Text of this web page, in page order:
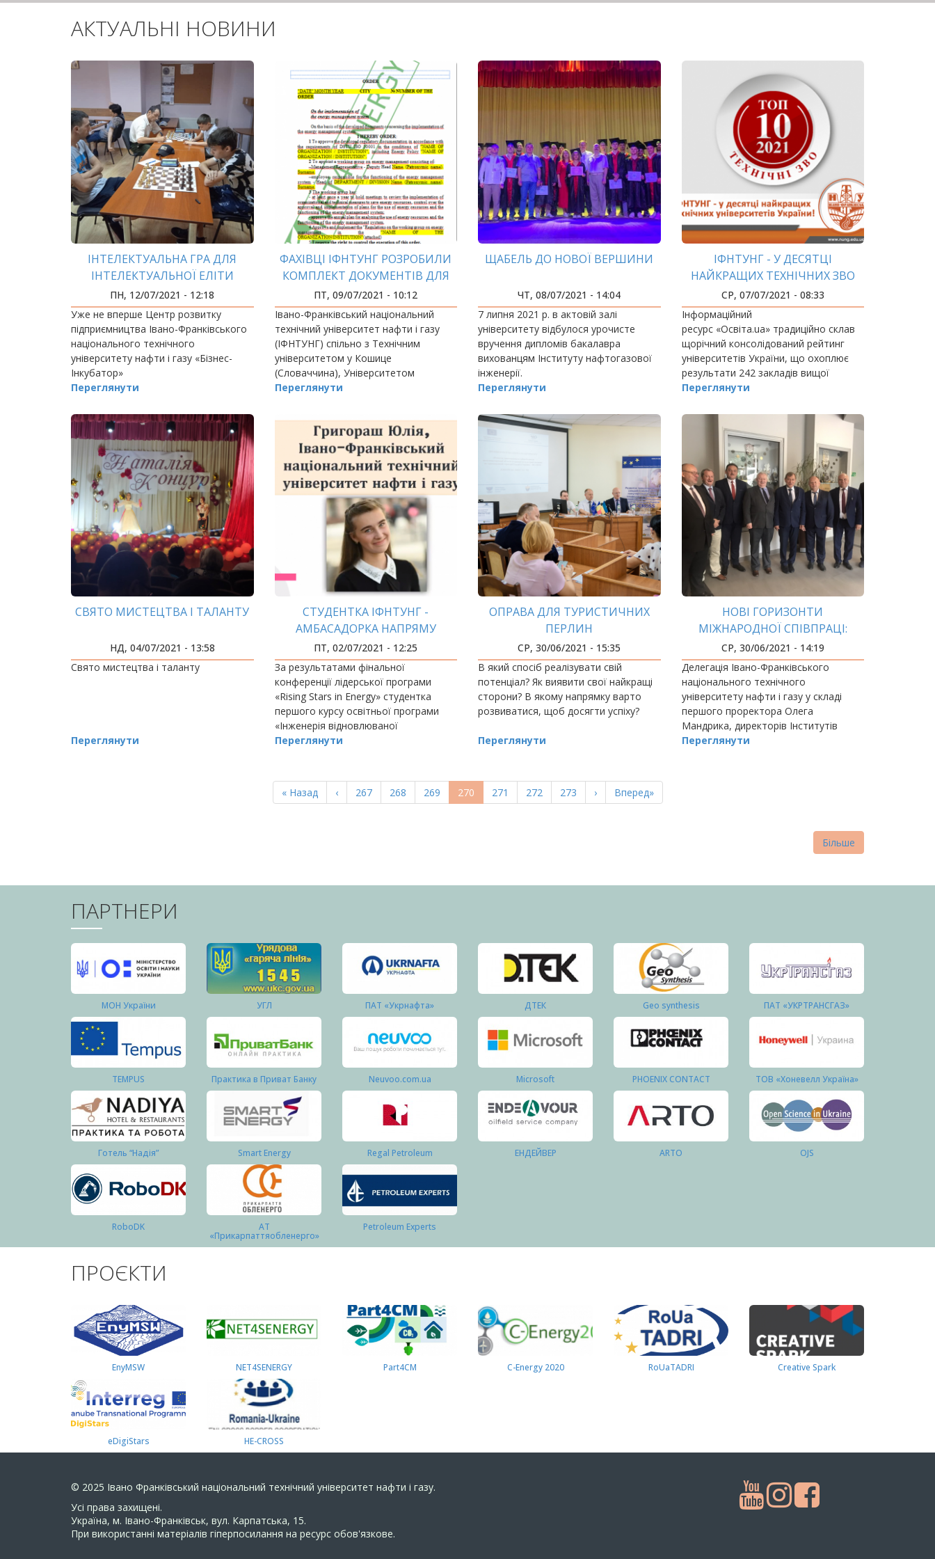
АКТУАЛЬНІ НОВИНИ
ІНТЕЛЕКТУАЛЬНА ГРА ДЛЯ
ІНТЕЛЕКТУАЛЬНОЇ ЕЛІТИ
ПН, 12/07/2021 - 12:18
Уже не вперше Центр розвитку
підприємництва Івано-Франківського
національного технічного
університету нафти і газу «Бізнес-
Інкубатор»
Переглянути
ФАХІВЦІ ІФНТУНГ РОЗРОБИЛИ
КОМПЛЕКТ ДОКУМЕНТІВ ДЛЯ
ВПРОВАДЖЕННЯ СИСТЕМИ
ЕНЕРГЕТИЧНОГО
МЕНЕДЖМЕНТУ В
ГРОМАДСЬКИХ БУДІВЛЯХ
ПТ, 09/07/2021 - 10:12
Івано-Франківський національний
технічний університет нафти і газу
(ІФНТУНГ) спільно з Технічним
університетом у Кошице
(Словаччина), Університетом
Мішкольца (Угорщина), Технічним
Переглянути
ЩАБЕЛЬ ДО НОВОЇ ВЕРШИНИ
ЧТ, 08/07/2021 - 14:04
7 липня 2021 р. в актовій залі
університету відбулося урочисте
вручення дипломів бакалавра
вихованцям Інституту нафтогазової
інженерії.
Переглянути
ІФНТУНГ - У ДЕСЯТЦІ
НАЙКРАЩИХ ТЕХНІЧНИХ ЗВО
УКРАЇНИ!
СР, 07/07/2021 - 08:33
Інформаційний
ресурс «Освіта.ua» традиційно склав
щорічний консолідований рейтинг
університетів України, що охоплює
результати 242 закладів вищої
освіти, відповідно до якого Івано-
університет
Переглянути
СВЯТО МИСТЕЦТВА І ТАЛАНТУ
НД, 04/07/2021 - 13:58
Свято мистецтва і таланту
Переглянути
СТУДЕНТКА ІФНТУНГ -
АМБАСАДОРКА НАПРЯМУ
ЕНЕРГЕТИКИ У 2021 РОЦІ!
ПТ, 02/07/2021 - 12:25
За результатами фінальної
конференції лідерської програми
«Rising Stars in Energy» студентка
першого курсу освітньої програми
«Інженерія відновлюваної
енергетики» Юлія Григораш
Переглянути
ОПРАВА ДЛЯ ТУРИСТИЧНИХ
ПЕРЛИН
СР, 30/06/2021 - 15:35
В який спосіб реалізувати свій
потенціал? Як виявити свої найкращі
сторони? В якому напрямку варто
розвиватися, щоб досягти успіху?
Переглянути
НОВІ ГОРИЗОНТИ
МІЖНАРОДНОЇ СПІВПРАЦІ:
УКРАЇНСЬКО-ПОЛЬСЬКИЙ
ВЕКТОР
СР, 30/06/2021 - 14:19
Делегація Івано-Франківського
національного технічного
університету нафти і газу у складі
першого проректора Олега
Мандрика, директорів Інститутів
Переглянути
Перша
сторінка
« Назад
Попередня
сторінка
‹ Page
267 Page
268 Page
269
Поточна
сторінка
270 Page
271 Page
272 Page
273
Наступна
сторінка
›
Остання
сторінка
Вперед»
Більше
ПАРТНЕРИ
МОН України УГЛ ПАТ «Укрнафта» ДТЕК Geo synthesis ПАТ «УКРТРАНСГАЗ»
TEMPUS Практика в Приват Банку Neuvoo.com.ua Microsoft PHOENIX CONTACT ТОВ «Хоневелл Україна»
Готель “Надія” Smart Energy Regal Petroleum ЕНДЕЙВЕР ARTO OJS
RoboDK АТ
«Прикарпаттяобленерго»
Petroleum Experts
ПРОЄКТИ
EnyMSW NET4SENERGY Part4СМ C-Energy 2020 RoUaTADRI Creative Spark
eDigiStars HE-CROSS
© 2025 Івано Франківський національний технічний університет нафти і газу.
Усi права захищенi.
Україна, м. Івано-Франківськ, вул. Карпатська, 15.
При використанні матеріалів гіперпосилання на ресурс обов'язкове.